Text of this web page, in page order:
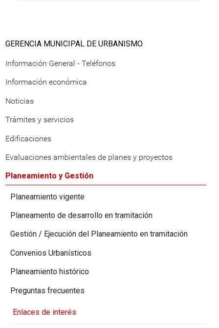
GERENCIA MUNICIPAL DE URBANISMO
Información General - Teléfonos
Información económica
Noticias
Trámites y servicios
Edificaciones
Evaluaciones ambientales de planes y proyectos
Planeamiento y Gestión
Planeamiento vigente
Planeamento de desarrollo en tramitación
Gestión / Ejecución del Planeamiento en tramitación
Convenios Urbanísticos
Planeamiento histórico
Preguntas frecuentes
Enlaces de interés